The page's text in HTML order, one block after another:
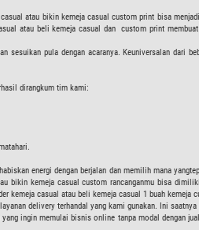
atau bikin kemeja casual custom print bisa
atau beli kemeja casual dan custom print
pula dengan acaranya. Keuniversalan dari
dirangkum tim kami:
energi dengan berjalan dan memilih mana
kemeja casual custom rancanganmu bisa
kemeja casual atau beli kemeja casual 1 buah kemeja
delivery terhandal yang kami gunakan. Ini
ingin memulai bisnis online tanpa modal dengan